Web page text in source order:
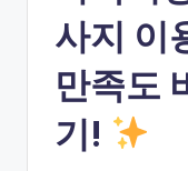
사지 이
만족도
기!